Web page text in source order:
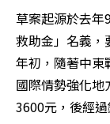
草案起源於去年
救助金」名義，
年初，隨著中東
國際情勢強化
3600元，後經